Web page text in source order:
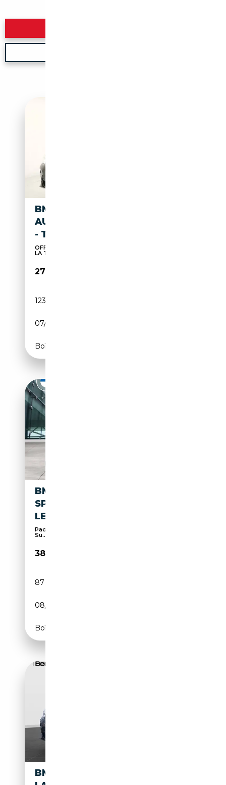
BMW X4 XDRIVE20D MSPORT
AUTO MY19 - TAGLIANDI BMW
- TETTO
OFFERTE FINANZIARIE VANTAGGIOSE-PROTEGGI
LA TUA AU...
27 900€
123 000 km
07/2019
Boîte automatique
BMW X4 XDRIVE20I M
SPORTPAKET HK HIFI DAB
LED WLAN
Pack Sport, Climatisation automatique, 3 zones,
Su...
38 490€
87 850 km
08/2023
Boîte automatique
BMW X4 XDRIVE20I M SPORT